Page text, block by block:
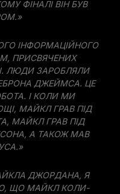
ФІНАЛІ ВІН БУВ
ІНФОРМАЦІЙНОГО
ПРИСВЯЧЕНИХ
ЛЮДИ ЗАРОБЛЯЛИ
ДЖЕЙМСА. ЦЕ
І КОЛИ МИ
МАЙКЛ ГРАВ ПІД
МАЙКЛ ГРАВ ПІД
А ТАКОЖ МАВ
ДЖОРДАНА, Я
ЩО МАЙКЛ КОЛИ-